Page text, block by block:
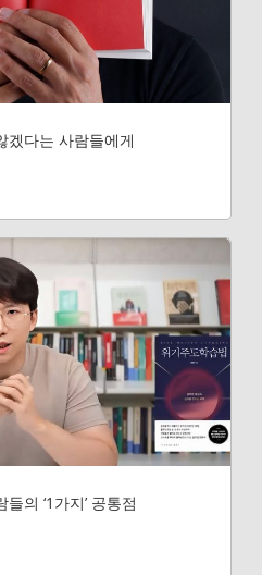
겠다는 사람들에게
의 ‘1가지’ 공통점